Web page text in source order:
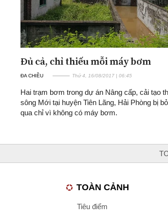
Đủ cả, chỉ thiếu mỗi máy bơm
ĐA CHIỀU Thứ 4, 16/08/2017 | 06:45
Hai trạm bơm trong dự án Nâng cấp, cải tạo
sông Mới tại huyện Tiên Lãng, Hải Phòng bị
qua chỉ vì không có máy bơm.
TOÀN CẢNH
Tiêu điểm